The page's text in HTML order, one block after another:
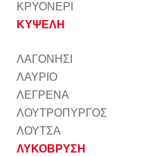
ΚΡΥΟΝΕΡΙ
ΚΥΨΕΛΗ
ΛΑΓΟΝΗΣΙ
ΛΑΥΡΙΟ
ΛΕΓΡΕΝΑ
ΛΟΥΤΡΟΠΥΡΓΟΣ
ΛΟΥΤΣΑ
ΛΥΚΟΒΡΥΣΗ